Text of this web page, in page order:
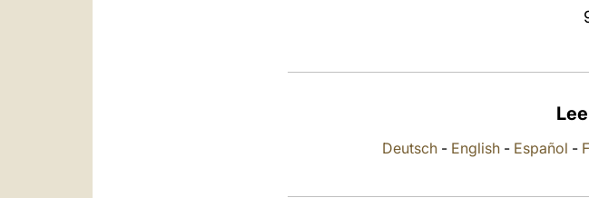
Deutsch- English- Español -